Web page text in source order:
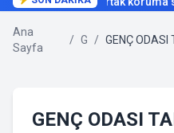
Ana
Sayfa
/ G /
GENÇ ODASI